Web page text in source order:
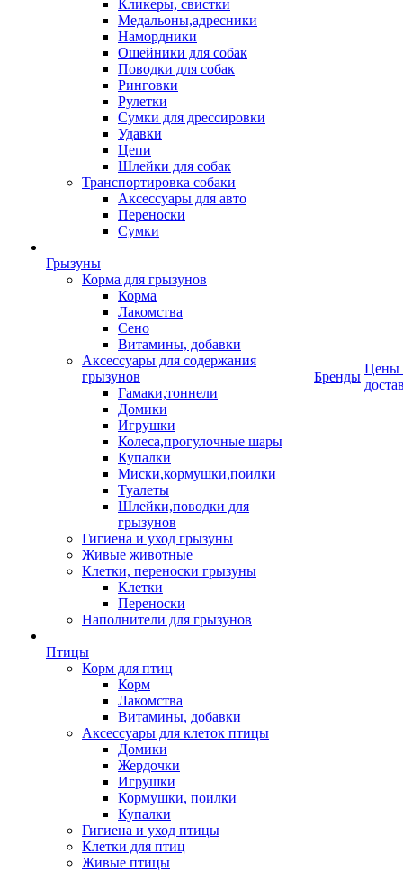
Кликеры, свистки
Медальоны,адресники
Намордники
Ошейники для собак
Поводки для собак
Ринговки
Рулетки
Сумки для дрессировки
Удавки
Цепи
Шлейки для собак
Транспортировка собаки
Аксессуары для авто
Переноски
Сумки
Грызуны
Корма для грызунов
Корма
Лакомства
Сено
Витамины, добавки
Аксессуары для содержания
грызунов
Гамаки,тоннели
Домики
Игрушки
Колеса,прогулочные шары
Купалки
Миски,кормушки,поилки
Туалеты
Шлейки,поводки для
грызунов
Гигиена и уход грызуны
Живые животные
Клетки, переноски грызуны
Клетки
Переноски
Наполнители для грызунов
Птицы
Корм для птиц
Корм
Лакомства
Витамины, добавки
Аксессуары для клеток птицы
Домики
Жердочки
Игрушки
Кормушки, поилки
Купалки
Гигиена и уход птицы
Клетки для птиц
Живые птицы
Бренды
Цены